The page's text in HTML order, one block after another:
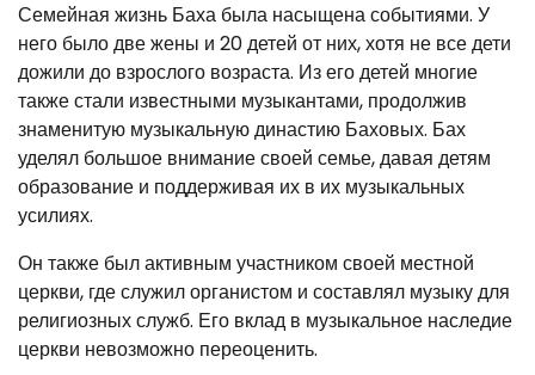
Семейная жизнь Баха была насыщена событиями. У
него было две жены и 20 детей от них, хотя не все дети
дожили до взрослого возраста. Из его детей многие
также стали известными музыкантами, продолжив
знаменитую музыкальную династию Баховых. Бах
уделял большое внимание своей семье, давая детям
образование и поддерживая их в их музыкальных
усилиях.
Он также был активным участником своей местной
церкви, где служил органистом и составлял музыку для
религиозных служб. Его вклад в музыкальное наследие
церкви невозможно переоценить.